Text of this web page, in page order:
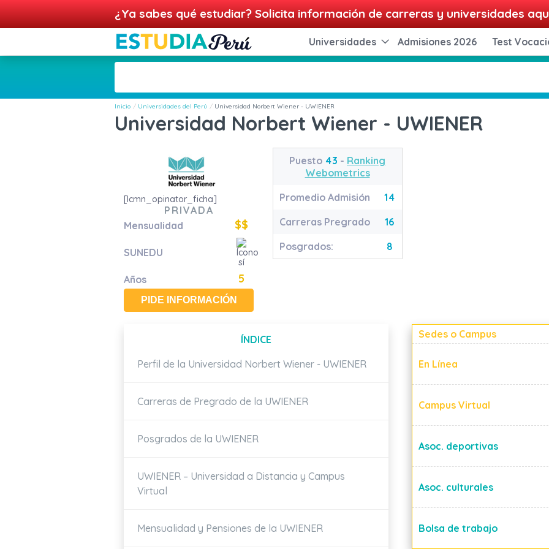
¿Ya sabes qué estudiar? Solicita información de carreras y universidades
Universidades Admisiones 2026 Test
Inicio Universidades del Perú Universidad Norbert Wiener - UWIENER
Universidad Norbert Wiener - UWIENER
[lcmn_opinator_ficha]
PRIVADA
Mensualidad
$$
SUNEDU
Años 5
PIDE INFORMACIÓN
Puesto 43 - Ranking
Webometrics
Promedio Admisión
14
Carreras Pregrado
16
Posgrados:
8
ÍNDICE
Perfil de la Universidad Norbert Wiener - UWIENER
Carreras de Pregrado de la UWIENER
Posgrados de la UWIENER
UWIENER – Universidad a Distancia y Campus
Virtual
Mensualidad y Pensiones de la UWIENER
Sedes o Campus
En Línea
Campus Virtual
Asoc. deportivas
Asoc. culturales
Bolsa de trabajo